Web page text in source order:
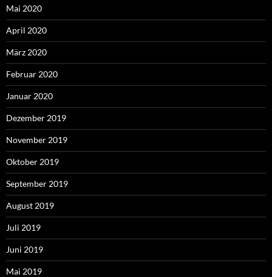
Mai 2020
April 2020
März 2020
Februar 2020
Januar 2020
Dezember 2019
November 2019
Oktober 2019
September 2019
August 2019
Juli 2019
Juni 2019
Mai 2019